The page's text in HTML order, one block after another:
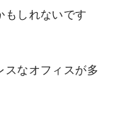
もしれないです
スなオフィスが多